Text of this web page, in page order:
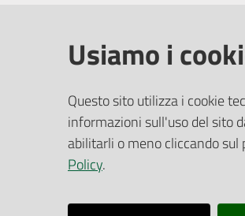
Via De Gasperi, 8 - 48121
CF/P.IVA:02483810392
PEC:
Usiamo i
Questo sito utilizza i cookie
informazioni sull'uso del sito
abilitarli o meno cliccando sul
Policy.